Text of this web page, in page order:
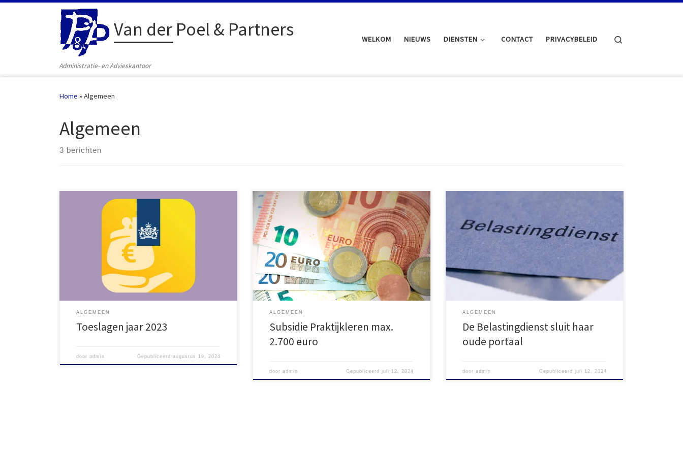
Van der Poel & Partners
Administratie- en Advieskantoor
WELKOM NIEUWS DIENSTEN CONTACT PRIVACYBELEID
Home »Algemeen
Algemeen
3 berichten
Zorgtoeslag, huurtoeslag en kindgebonden budget
kun je nog aanvragen tot en met 1 september in het
volgende jaar. Zo kan je nog tot en met 1 sepember
2024 bijvoorbeeld zorgtoeslag over […]
ALGEMEEN
Toeslagen jaar 2023
dooradmin Gepubliceerd augustus 19, 2024
Vanaf maandag 3 juni 2024 (9:00 uur) tot en met
dinsdag 17 september 2024 (17:00 uur) kan bij
het RVO een aanvraag ingediend worden voor de
Subsidieregeling Praktijkleren. Het maximale
subsidiebedrag is […]
ALGEMEEN
Subsidie Praktijkleren max.
2.700 euro
dooradmin Gepubliceerd juli 12, 2024
Onderneem actie vóór 1 juli 2024 De Belastingdienst
sluit op 1 juli 2024 definitief het oude portaal voor
ondernemers. Alle ondernemers die het oude portaal
nu nog gebruiken, moeten overstappen […]
ALGEMEEN
De Belastingdienst sluit haar
oude portaal
dooradmin Gepubliceerd juli 12, 2024